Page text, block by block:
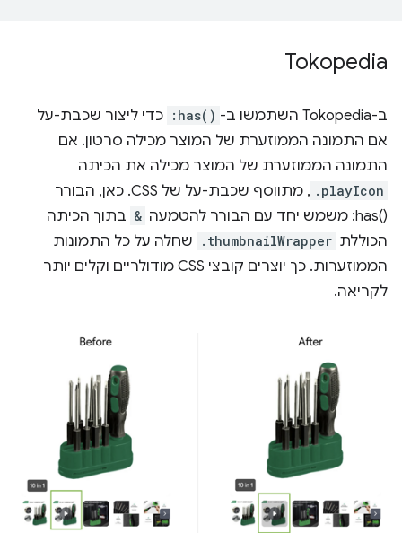
Tokopedia
ב-Tokopedia השתמשו ב- :has() כדי ליצור שכבת-על
אם התמונה הממוזערת של המוצר מכילה סרטון. אם
התמונה הממוזערת של המוצר מכילה את הכיתה
.playIcon
:has()‎ משמש יחד עם הבורר להטמעה
& בתוך הכיתה
הכוללת .thumbnailWrapper
שחלה על כל התמונות
הממוזערות. כך יוצרים קובצי CSS מודולריים וקלים יותר
לקריאה.